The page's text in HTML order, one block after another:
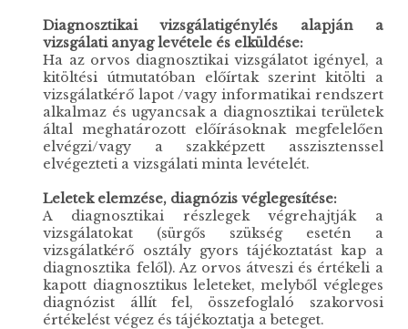
Diagnosztikai vizsgálatigénylés alapján a
vizsgálati anyag levétele és elküldése:
Ha az orvos diagnosztikai vizsgálatot igényel, a
kitöltési útmutatóban előírtak szerint kitölti a
vizsgálatkérő lapot /vagy informatikai rendszert
alkalmaz és ugyancsak a diagnosztikai területek
által meghatározott előírásoknak megfelelően
elvégzi/vagy a szakképzett asszisztenssel
elvégezteti a vizsgálati minta levételét.
Leletek elemzése, diagnózis véglegesítése:
A diagnosztikai részlegek végrehajtják a
vizsgálatokat (sürgős szükség esetén a
vizsgálatkérő osztály gyors tájékoztatást kap a
diagnosztika felől). Az orvos átveszi és értékeli a
kapott diagnosztikus leleteket, melyből végleges
diagnózist állít fel, összefoglaló szakorvosi
értékelést végez és tájékoztatja a beteget.